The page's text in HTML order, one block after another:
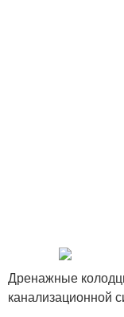
Дренажные
канализационной